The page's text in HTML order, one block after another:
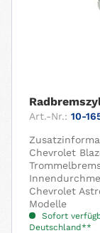
Art.-Nr.: 10-
Chevrolet
Chevrolet
Modelle
Sofort
Deutschland**